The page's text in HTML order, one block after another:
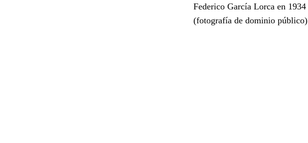
Federico García Lorca en 1934
(fotografía de dominio público)